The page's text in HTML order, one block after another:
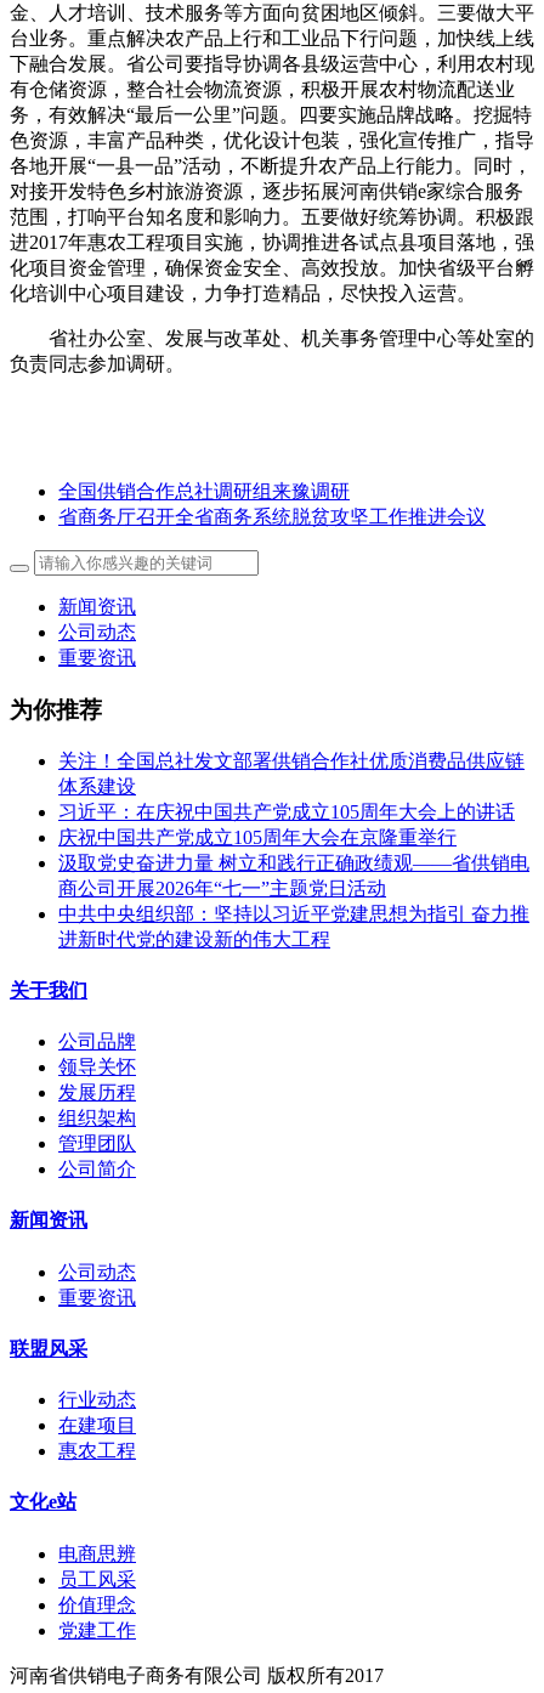
金、人才培训、技术服务等方面向贫困地区倾斜。三要做大平
台业务。重点解决农产品上行和工业品下行问题，加快线上线
下融合发展。省公司要指导协调各县级运营中心，利用农村现
有仓储资源，整合社会物流资源，积极开展农村物流配送业
务，有效解决“最后一公里”问题。四要实施品牌战略。挖掘特
色资源，丰富产品种类，优化设计包装，强化宣传推广，指导
各地开展“一县一品”活动，不断提升农产品上行能力。同时，
对接开发特色乡村旅游资源，逐步拓展河南供销e家综合服务
范围，打响平台知名度和影响力。五要做好统筹协调。积极跟
进2017年惠农工程项目实施，协调推进各试点县项目落地，强
化项目资金管理，确保资金安全、高效投放。加快省级平台孵
化培训中心项目建设，力争打造精品，尽快投入运营。
省社办公室、发展与改革处、机关事务管理中心等处室的
负责同志参加调研。
全国供销合作总社调研组来豫调研
省商务厅召开全省商务系统脱贫攻坚工作推进会议
新闻资讯
公司动态
重要资讯
为你推荐
关注！全国总社发文部署供销合作社优质消费品供应链
体系建设
习近平：在庆祝中国共产党成立105周年大会上的讲话
庆祝中国共产党成立105周年大会在京隆重举行
汲取党史奋进力量 树立和践行正确政绩观——省供销电
商公司开展2026年“七一”主题党日活动
中共中央组织部：坚持以习近平党建思想为指引 奋力推
进新时代党的建设新的伟大工程
关于我们
公司品牌
领导关怀
发展历程
组织架构
管理团队
公司简介
新闻资讯
公司动态
重要资讯
联盟风采
行业动态
在建项目
惠农工程
文化e站
电商思辨
员工风采
价值理念
党建工作
河南省供销电子商务有限公司 版权所有2017